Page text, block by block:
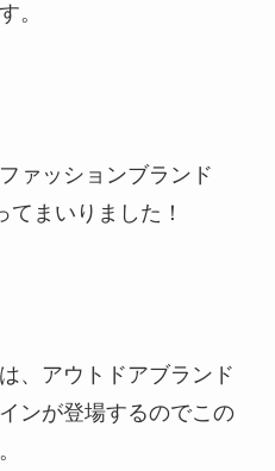
。
ァッションブランド
まいりました！
、アウトドアブランド
ンが登場するのでこの